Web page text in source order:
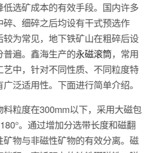
低选矿成本的有效手段。国内许多
、细碎之后均设有干式预选作
为常见，地下铁矿山在粗碎后设
遍。鑫海生产的永磁滚筒，常用
艺中，针对不同性质、不同粒度特
泛适用性。下面进行简单介绍。
料粒度在300mm以下，采用大磁包
。通过增加分选带长度和磁翻
矿物与非磁性矿物的有效分离。磁